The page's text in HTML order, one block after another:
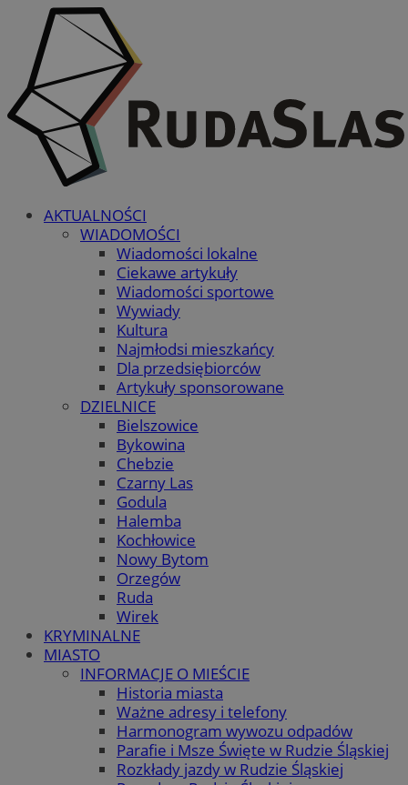
AKTUALNOŚCI
WIADOMOŚCI
Wiadomości lokalne
Ciekawe artykuły
Wiadomości sportowe
Wywiady
Kultura
Najmłodsi mieszkańcy
Dla przedsiębiorców
Artykuły sponsorowane
DZIELNICE
Bielszowice
Bykowina
Chebzie
Czarny Las
Godula
Halemba
Kochłowice
Nowy Bytom
Orzegów
Ruda
Wirek
KRYMINALNE
MIASTO
INFORMACJE O MIEŚCIE
Historia miasta
Ważne adresy i telefony
Harmonogram wywozu odpadów
Parafie i Msze Święte w Rudzie Śląskiej
Rozkłady jazdy w Rudzie Śląskiej